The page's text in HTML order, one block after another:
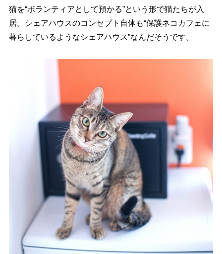
猫を“ボランティアとして預かる”という形で猫たちが入
居。シェアハウスのコンセプト自体も“保護ネコカフェに
暮らしているようなシェアハウス”なんだそうです。